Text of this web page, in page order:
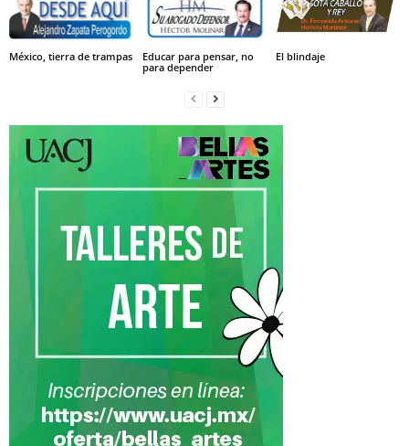
México, tierra de trampas
Educar para pensar, no
para depender
El blindaje